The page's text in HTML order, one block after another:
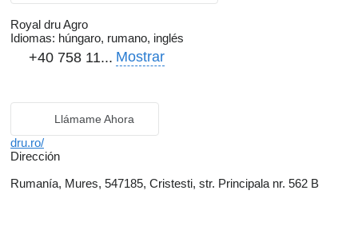
Royal dru Agro
Idiomas: húngaro, rumano, inglés
+40 758 11... Mostrar
Llámame Ahora
dru.ro/
Dirección
Rumanía, Mures, 547185, Cristesti, str. Principala nr. 562 B